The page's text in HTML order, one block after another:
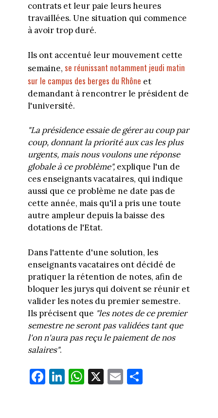
contrats et leur paie leurs heures
travaillées. Une situation qui commence
à avoir trop duré.
Ils ont accentué leur mouvement cette
semaine, se réunissant notamment jeudi matin
sur le campus des berges du Rhône et
demandant à rencontrer le président de
l'université.
"La présidence essaie de gérer au coup par
coup, donnant la priorité aux cas les plus
urgents, mais nous voulons une réponse
globale à ce problème",explique l'un de
ces enseignants vacataires, qui indique
aussi que ce problème ne date pas de
cette année, mais qu'il a pris une toute
autre ampleur depuis la baisse des
dotations de l'Etat.
Dans l'attente d'une solution, les
enseignants vacataires ont décidé de
pratiquer la rétention de notes, afin de
bloquer les jurys qui doivent se réunir et
valider les notes du premier semestre.
Ils précisent que "les notes de ce premier
semestre ne seront pas validées tant que
l'on n'aura pas reçu le paiement de nos
salaires".
Fa
ce
Li
nk
W
ha
X E
m
Pa